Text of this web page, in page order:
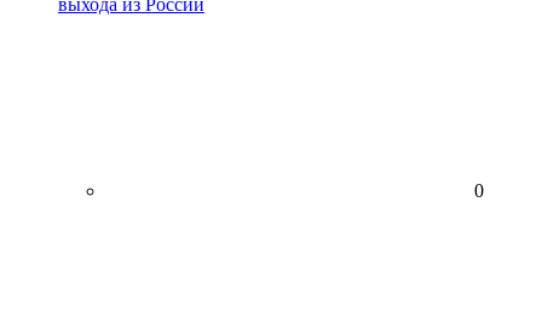
выхода из России
0